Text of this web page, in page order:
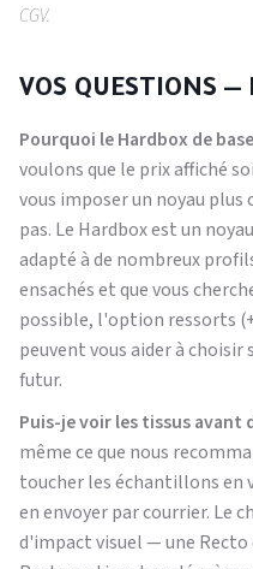
CGV.
VOS QUESTIONS —
Pourquoi le Hardbox de
voulons que le prix affiché
vous imposer un noyau
pas. Le Hardbox est un
adapté à de nombreux
ensachés et que vous
possible, l'option ressorts
peuvent vous aider à
futur.
Puis-je voir les tissus avant
même ce que nous
toucher les échantillons en
en envoyer par courrier. Le
d'impact visuel — une